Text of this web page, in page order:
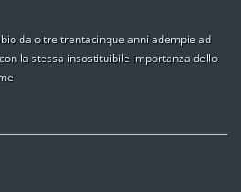
da oltre trentacinque anni adempie ad
la stessa insostituibile importanza dello